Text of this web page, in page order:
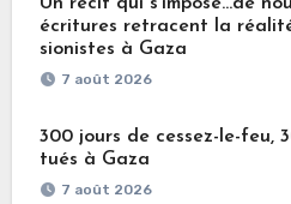
écritures retracent la
sionistes à Gaza
7 août 2026
300 jours de cessez-le-feu,
tués à Gaza
7 août 2026